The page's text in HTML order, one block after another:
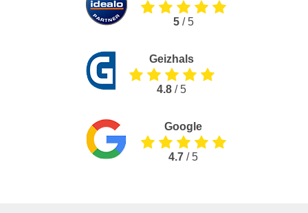
5/ 5
Geizhals
4.8 / 5
Google
4.7 / 5